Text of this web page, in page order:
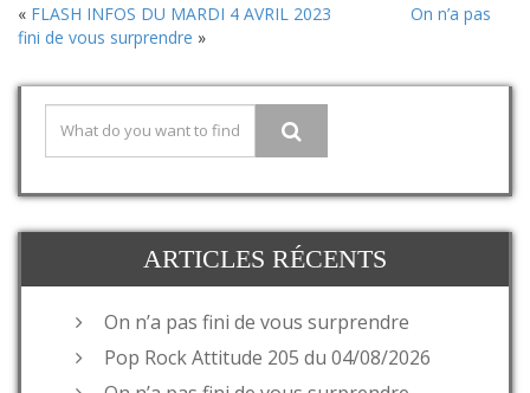
« FLASH INFOS DU MARDI 4 AVRIL 2023
On n’a pas
fini de vous surprendre »
ARTICLES RÉCENTS
On n’a pas fini de vous surprendre
Pop Rock Attitude 205 du 04/08/2026